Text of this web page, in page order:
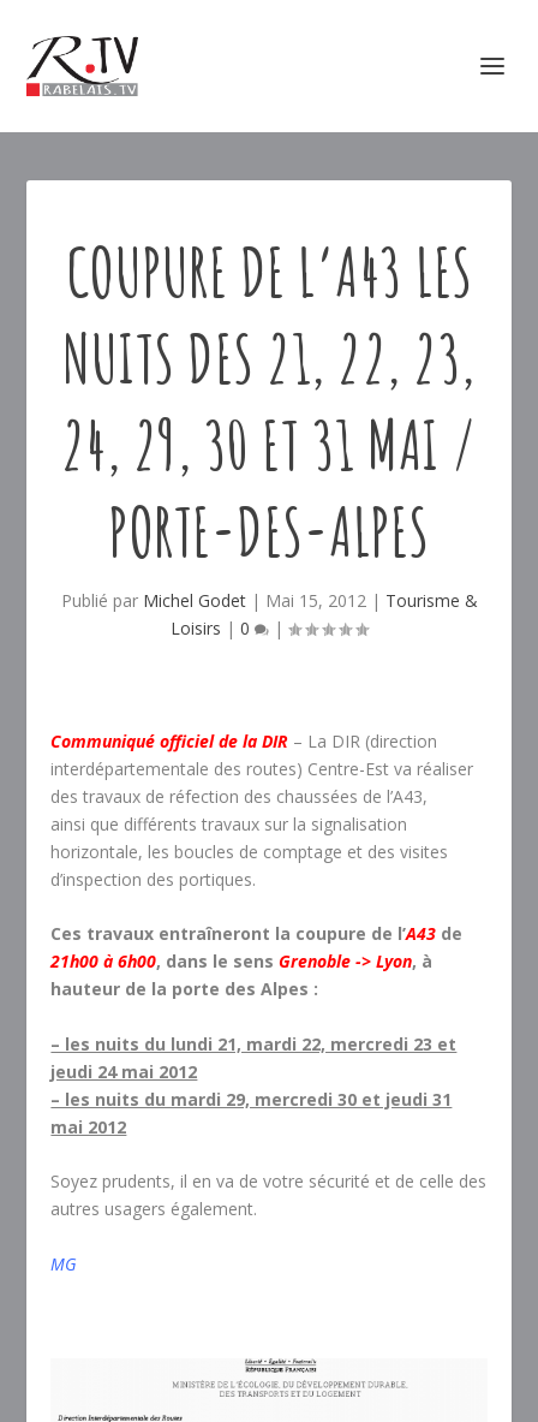
COUPURE DE L’A43 LES
NUITS DES 21, 22, 23,
24, 29, 30 ET 31 MAI /
PORTE-DES-ALPES
Publié par Michel Godet| Mai 15, 2012| Tourisme &
Loisirs | 0 |
Communiqué officiel de la DIR – La DIR (direction
interdépartementale des routes) Centre-Est va réaliser
des travaux de réfection des chaussées de l’A43,
ainsi que différents travaux sur la signalisation
horizontale, les boucles de comptage et des visites
d’inspection des portiques.
Ces travaux entraîneront la coupure de l’A43 de
21h00 à 6h00, dans le sensGrenoble -> Lyon, à
hauteur de la porte des Alpes :
– les nuits du lundi 21, mardi 22, mercredi 23 et
jeudi 24 mai 2012
– les nuits du mardi 29, mercredi 30 et jeudi 31
mai 2012
Soyez prudents, il en va de votre sécurité et de celle des
autres usagers également.
MG